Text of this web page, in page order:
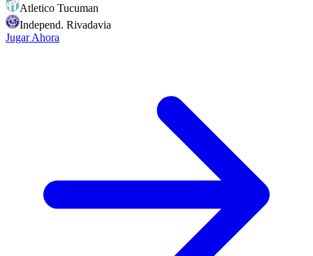
Atletico Tucuman
Independ. Rivadavia
Jugar Ahora